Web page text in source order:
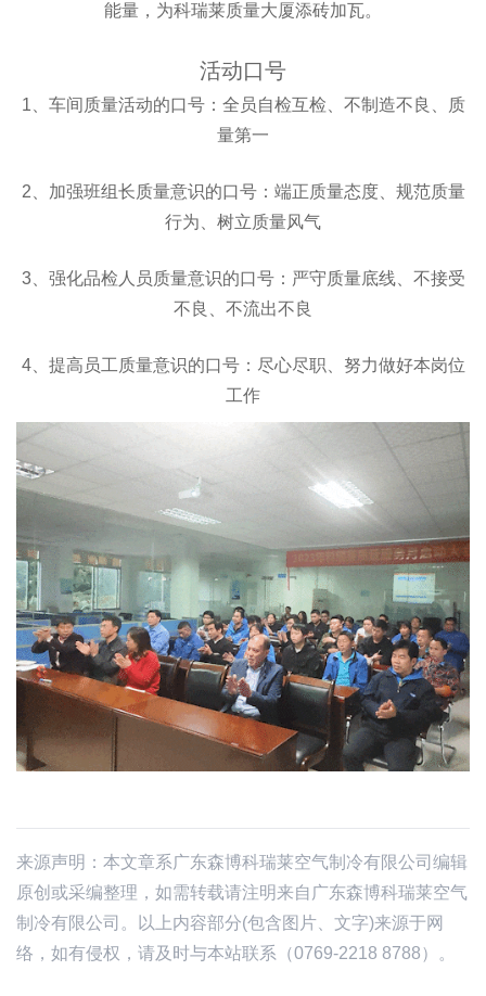
能量，为科瑞莱质量大厦添砖加瓦。
活动口号
1、车间质量活动的口号：全员自检互检、不制造不良、质
量第一
2、加强班组长质量意识的口号：端正质量态度、规范质量
行为、树立质量风气
3、强化品检人员质量意识的口号：严守质量底线、不接受
不良、不流出不良
4、提高员工质量意识的口号：尽心尽职、努力做好本岗位
工作
来源声明：本文章系广东森博科瑞莱空气制冷有限公司编辑
原创或采编整理，如需转载请注明来自广东森博科瑞莱空气
制冷有限公司。以上内容部分(包含图片、文字)来源于网
络，如有侵权，请及时与本站联系（0769-2218 8788）。